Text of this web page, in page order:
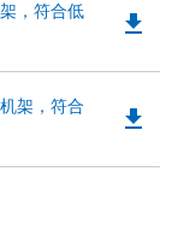
架，符合低
file_download
机架，符合
file_download